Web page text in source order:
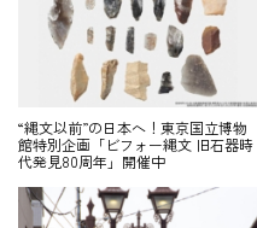
“縄文以前”の日本へ！東京国立博物
館特別企画「ビフォー縄文 旧石器時
代発見80周年」開催中